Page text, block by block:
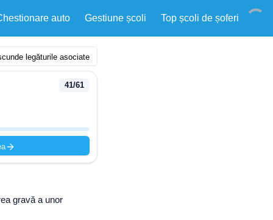
auto Gestiune școli Top școli de șoferi
legăturile asociate
41/61
gravă a unor